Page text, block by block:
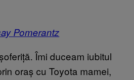
Pomerantz
Îmi duceam iubitul
oraș cu Toyota mamei,